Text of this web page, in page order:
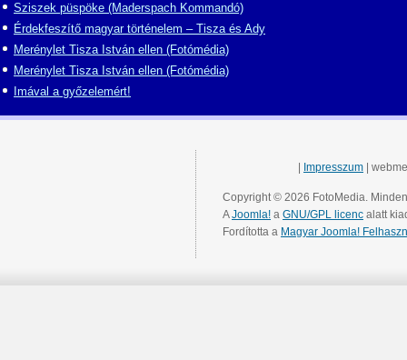
Sziszek püspöke (Maderspach Kommandó)
Érdekfeszítő magyar történelem – Tisza és Ady
Merénylet Tisza István ellen (Fotómédia)
Merénylet Tisza István ellen (Fotómédia)
Imával a győzelemért!
Impresszum |
Copyright © 2026 FotoMedia.
AJoomla! a GNU/GPL licenc alatt
Fordította a Magyar Joomla!